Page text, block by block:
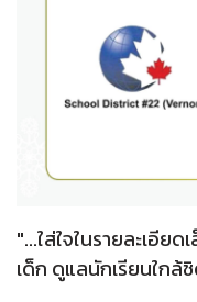
"...ใส่ใจในรายละเอีย
เด็ก ดูแลนักเรียนใกล้